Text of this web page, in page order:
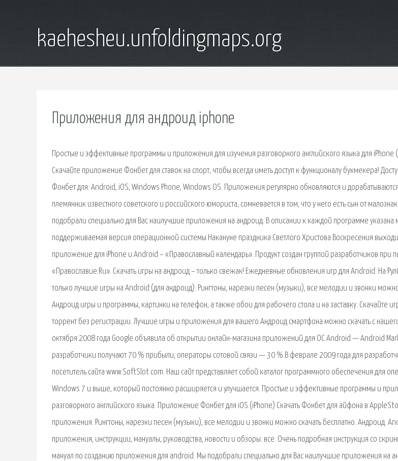
kaehesheu.unfoldingmaps.org
Приложения для андроид iphone
Простые и эффективные программы и приложения для изучения разговорного английского языка для
Скачайте приложение Фонбет для ставок на спорт, чтобы всегда иметь доступ к функционалу букмекера!
Фонбет для: Android, iOS, Windows Phone, Windows OS. Приложения регулярно обновляются и
племянник известного советского и российского юмориста, сомневается в том, что у него есть сын от
подобрали специально для Вас наилучшие приложения на андроид. В описании к каждой программе указана
поддерживаемая версия операционной системы Накануне праздника Светлого Христова Воскресения
приложение для iPhone и Android – «Православный календарь». Продукт создан группой разработчиков при
«Православие.Ru». Скачать игры на андроид – только свежак! Ежедневные обновления игр для Android. На
только лучшие игры на Android (для андроид). Рингтоны, нарезки песен (музыки), все мелодии и звонки можно
Андроид игры и программы, картинки на телефон, а также обои для рабочего стола и на заставку. Скачайте
торрент без регистрации. Лучшие игры и приложения для вашего Андроид смартфона можно скачать с
октября 2008 года Google объявила об открытии онлайн-магазина приложений для ОС Android — Android
разработчики получают 70 % прибыли, операторы сотовой связи — 30 %.В феврале 2009 года для
посетитель сайта www.SoftSlot.com. Наш сайт представляет собой каталог программного обеспечения для
Windows 7 и выше, который постоянно расширяется и улучшается. Простые и эффективные программы и
разговорного английского языка. Приложение Фонбет для iOS (iPhone) Скачать Фонбет для айфона в
приложения. Рингтоны, нарезки песен (музыки), все мелодии и звонки можно скачать бесплатно. Андроид.
приложения, инструкции, мануалы, руководства, новости и обзоры: все. Очень подробная инструкция со
мануал по созданию приложения для android. Мы подобрали специально для Вас наилучшие приложения на